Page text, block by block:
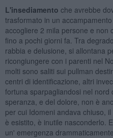
L'insediamento che avrebbe
trasformato in un
accogliere 2 mila persone e non
fino a pochi giorni fa. Tra
rabbia e delusione, si allontana
ricongiungere con i parenti nel
molti sono saliti sui pullman
centri di identificazione, altri
fortuna sparpagliandosi nel nord
speranza, e del dolore, non è
per cui Idomeni andava chiuso,
è esistito, è inutile nasconderlo.
un' emergenza